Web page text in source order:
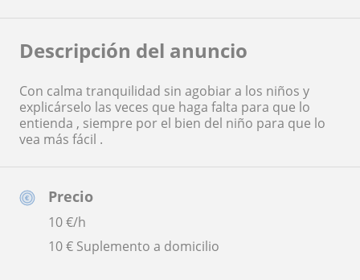
Precio
10€/h
10 € Suplemento a domicilio
Descripción del anuncio
Con calma tranquilidad sin agobiar a los niños y
explicárselo las veces que haga falta para que lo
entienda , siempre por el bien del niño para que lo
vea más fácil .